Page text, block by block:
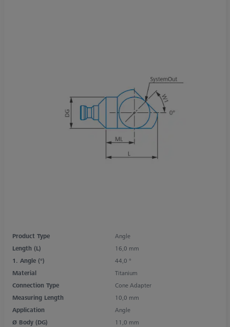
Product Type
Angle
Length (L)
16,0 mm
1. Angle (°)
44,0 °
Material
Titanium
Connection Type
Cone Adapter
Measuring Length
10,0 mm
Application
Angle
Ø Body (DG)
11,0 mm